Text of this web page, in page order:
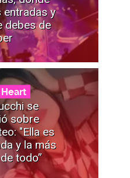
entradas y
debes de
se
sobre
"Ella es
y la más
todo”